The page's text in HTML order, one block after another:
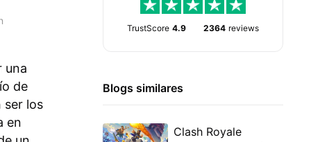
una
de
ser los
en
TrustScore 4.9 2364 reviews
Blogs similares
Clash Royale